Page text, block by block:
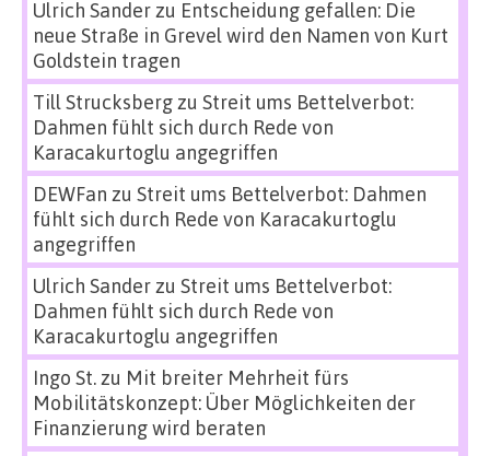
Ulrich Sanderzu Entscheidung gefallen: Die
neue Straße in Grevel wird den Namen von Kurt
Goldstein tragen
Till Strucksbergzu Streit ums Bettelverbot:
Dahmen fühlt sich durch Rede von
Karacakurtoglu angegriffen
DEWFan zu Streit ums Bettelverbot: Dahmen
fühlt sich durch Rede von Karacakurtoglu
angegriffen
Ulrich Sanderzu Streit ums Bettelverbot:
Dahmen fühlt sich durch Rede von
Karacakurtoglu angegriffen
Ingo St.zu Mit breiter Mehrheit fürs
Mobilitätskonzept: Über Möglichkeiten der
Finanzierung wird beraten